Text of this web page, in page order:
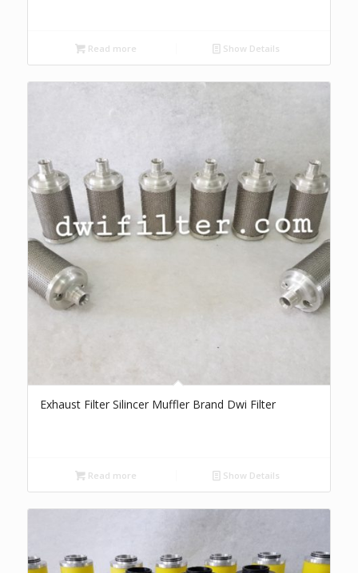
Read more Show Details
Exhaust Filter Silincer Muffler Brand Dwi Filter
Read more Show Details